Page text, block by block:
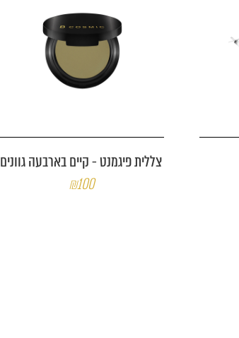
צללית פיגמנט - קיים בארבעה גוונים
₪100